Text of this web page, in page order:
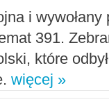
i
391.
które
więcej »